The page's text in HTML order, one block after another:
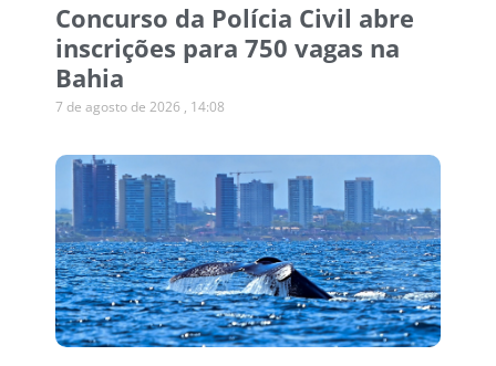
Concurso da Polícia Civil abre
inscrições para 750 vagas na
Bahia
7 de agosto de 2026 14:08